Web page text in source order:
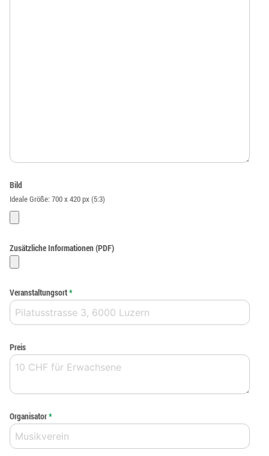
Bild
Ideale Größe: 700 x 420 px (5:3)
Zusätzliche Informationen (PDF)
Veranstaltungsort*
Preis
Organisator*